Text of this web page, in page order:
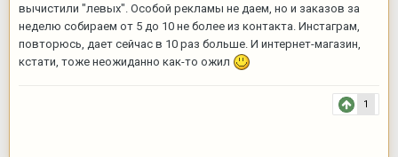
вычистили "левых". Особой рекламы не даем, но и заказов за
неделю собираем от 5 до 10 не более из контакта. Инстаграм,
повторюсь, дает сейчас в 10 раз больше. И интернет-магазин,
кстати, тоже неожиданно как-то ожил
1